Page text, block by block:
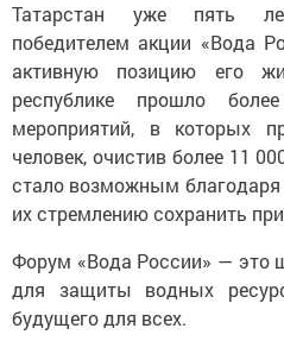
Татарстан уже пять
победителем акции «Вода
активную позицию его
республике прошло
мероприятий, в которых
человек, очистив более 11
стало возможным
их стремлению сохранить
Форум «Вода России» — это
для защиты водных
будущего для всех.